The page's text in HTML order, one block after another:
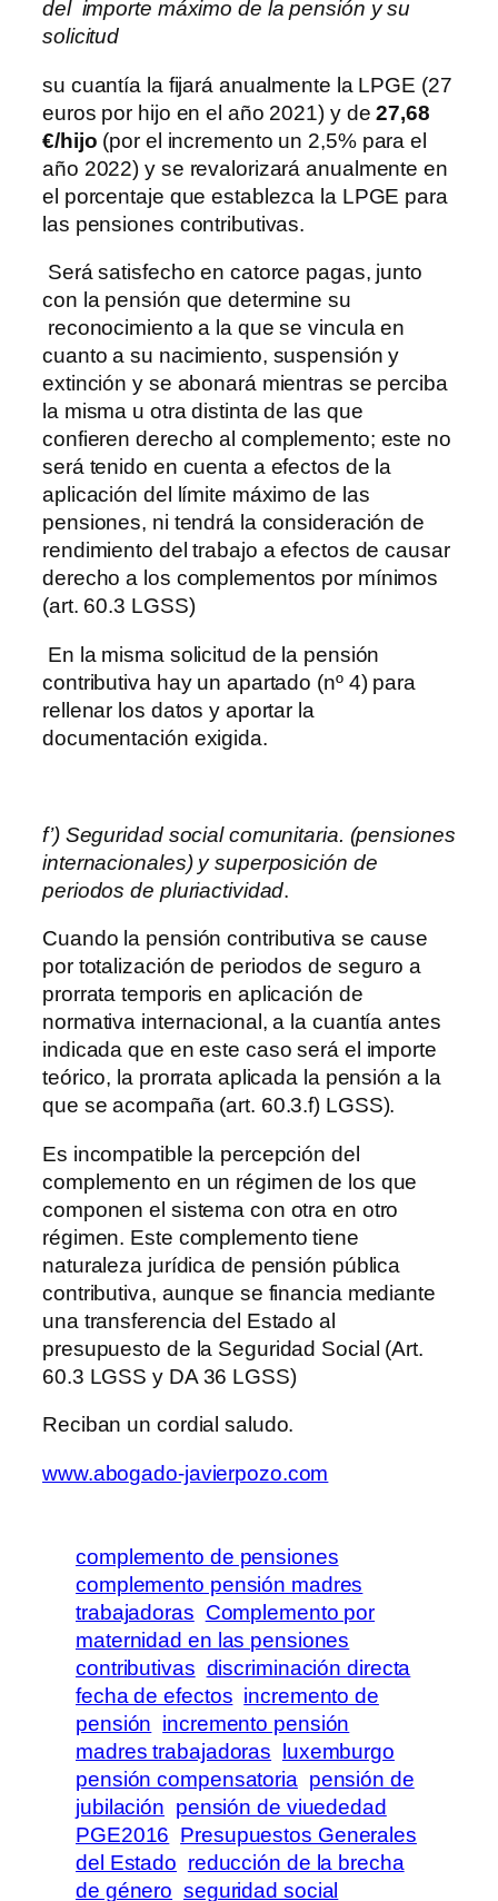
del importe máximo de la pensión y su
solicitud
su cuantía la fijará anualmente la LPGE (27
euros por hijo en el año 2021) y de27,68
€/hijo (por el incremento un 2,5% para el
año 2022) y se revalorizará anualmente en
el porcentaje que establezca la LPGE para
las pensiones contributivas.
Será satisfecho en catorce pagas, junto
con la pensión que determine su
reconocimiento a la que se vincula en
cuanto a su nacimiento, suspensión y
extinción y se abonará mientras se perciba
la misma u otra distinta de las que
confieren derecho al complemento; este no
será tenido en cuenta a efectos de la
aplicación del límite máximo de las
pensiones, ni tendrá la consideración de
rendimiento del trabajo a efectos de causar
derecho a los complementos por mínimos
(art. 60.3 LGSS)
En la misma solicitud de la pensión
contributiva hay un apartado (nº 4) para
rellenar los datos y aportar la
documentación exigida.
f’) Seguridad social comunitaria. (pensiones
internacionales) y superposición de
periodos de pluriactividad.
Cuando la pensión contributiva se cause
por totalización de periodos de seguro a
prorrata temporis en aplicación de
normativa internacional, a la cuantía antes
indicada que en este caso será el importe
teórico, la prorrata aplicada la pensión a la
que se acompaña (art. 60.3.f) LGSS).
Es incompatible la percepción del
complemento en un régimen de los que
componen el sistema con otra en otro
régimen. Este complemento tiene
naturaleza jurídica de pensión pública
contributiva, aunque se financia mediante
una transferencia del Estado al
presupuesto de la Seguridad Social (Art.
60.3 LGSS y DA 36 LGSS)
Reciban un cordial saludo.
www.abogado-javierpozo.com
complemento de pensiones
complemento pensión madres
trabajadoras Complemento por
maternidad en las pensiones
contributivas discriminación directa
fecha de efectos incremento de
pensión incremento pensión
madres trabajadoras luxemburgo
pensión compensatoria pensión de
jubilación pensión de viuededad
PGE2016 Presupuestos Generales
del Estado reducción de la brecha
de género seguridad social